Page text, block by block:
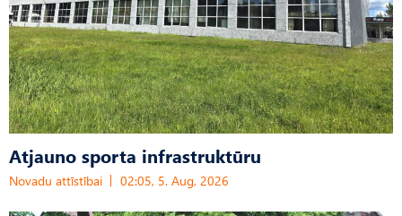
Atjauno sporta infrastruktūru
Novadu attīstībai 02:05, 5. Aug, 2026